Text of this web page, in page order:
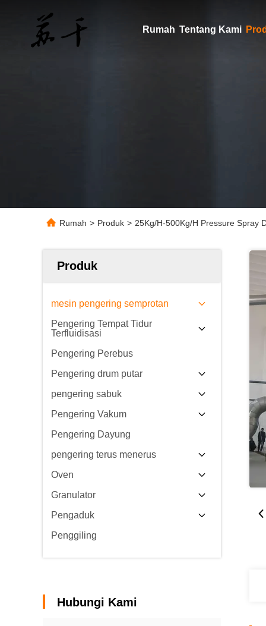
Rumah Tentang Kami
Rumah > Produk > 25Kg/H-500Kg/H Pressure Spray
Produk
mesin pengering semprotan
Pengering Tempat Tidur
Terfluidisasi
Pengering Perebus
Pengering drum putar
pengering sabuk
Pengering Vakum
Pengering Dayung
pengering terus menerus
Oven
Granulator
Pengaduk
Penggiling
Hubungi Kami